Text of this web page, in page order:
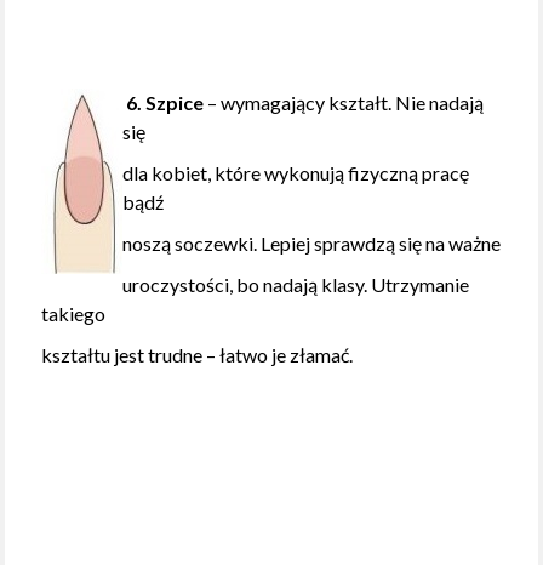
6. Szpice – wymagający kształt. Nie nadają
się
dla kobiet, które wykonują fizyczną pracę
bądź
noszą soczewki. Lepiej sprawdzą się na ważne
uroczystości, bo nadają klasy. Utrzymanie
takiego
kształtu jest trudne – łatwo je złamać.